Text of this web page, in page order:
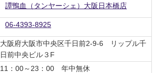
譚鴨血（タンヤーシェ）大阪日本橋店
06-4393-8925
大阪府大阪市中央区千日前2-9-6 リップル千
日前中央ビル３F
11：00～23：00 年中無休